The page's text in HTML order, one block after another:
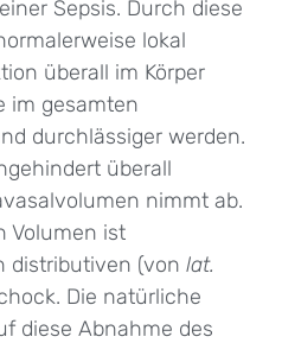
Sepsis. Durch diese
lokal
überall im Körper
im gesamten
durchlässiger werden.
überall
nimmt ab.
Volumen ist
distributiven (von lat.
Die natürliche
diese Abnahme des